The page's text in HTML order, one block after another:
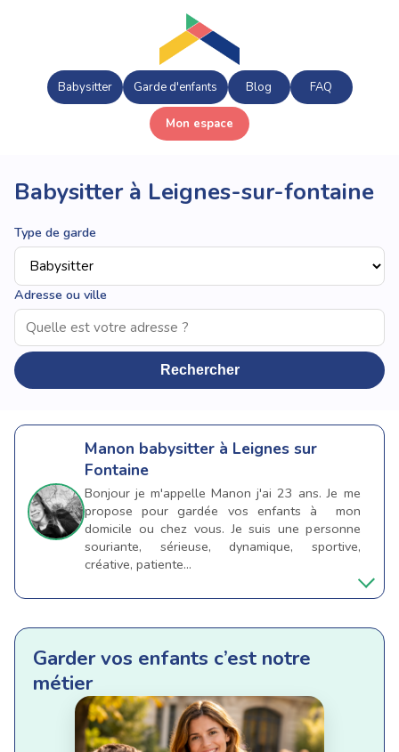
Babysitter Garde d'enfants Blog FAQ
Mon espace
Babysitter à Leignes-sur-fontaine
Type de garde
Adresse ou ville
Rechercher
Manon babysitter à Leignes sur
Fontaine
Bonjour je m'appelle Manon j'ai 23 ans. Je me
propose pour gardée vos enfants à mon
domicile ou chez vous. Je suis une personne
souriante, sérieuse, dynamique, sportive,
créative, patiente...
Garder vos enfants c’est notre
métier